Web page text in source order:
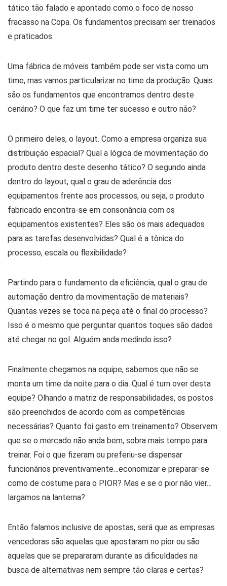
tático tão falado e apontado como o foco de nosso
fracasso na Copa. Os fundamentos precisam ser treinados
e praticados.
Uma fábrica de móveis também pode ser vista como um
time, mas vamos particularizar no time da produção. Quais
são os fundamentos que encontramos dentro deste
cenário? O que faz um time ter sucesso e outro não?
O primeiro deles, o layout. Como a empresa organiza sua
distribuição espacial? Qual a lógica de movimentação do
produto dentro deste desenho tático? O segundo ainda
dentro do layout, qual o grau de aderência dos
equipamentos frente aos processos, ou seja, o produto
fabricado encontra-se em consonância com os
equipamentos existentes? Eles são os mais adequados
para as tarefas desenvolvidas? Qual é a tônica do
processo, escala ou flexibilidade?
Partindo para o fundamento da eficiência, qual o grau de
automação dentro da movimentação de materiais?
Quantas vezes se toca na peça até o final do processo?
Isso é o mesmo que perguntar quantos toques são dados
até chegar no gol. Alguém anda medindo isso?
Finalmente chegamos na equipe, sabemos que não se
monta um time da noite para o dia. Qual é turn over desta
equipe? Olhando a matriz de responsabilidades, os postos
são preenchidos de acordo com as competências
necessárias? Quanto foi gasto em treinamento? Observem
que se o mercado não anda bem, sobra mais tempo para
treinar. Foi o que fizeram ou preferiu-se dispensar
funcionários preventivamente…economizar e preparar-se
como de costume para o PIOR? Mas e se o pior não vier…
largamos na lanterna?
Então falamos inclusive de apostas, será que as empresas
vencedoras são aquelas que apostaram no pior ou são
aquelas que se prepararam durante as dificuldades na
busca de alternativas nem sempre tão claras e certas?